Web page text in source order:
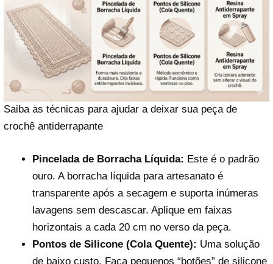
Saiba as técnicas para ajudar a deixar sua peça de
crochê antiderrapante
Pincelada de Borracha Líquida: Este é o padrão
ouro. A borracha líquida para artesanato é
transparente após a secagem e suporta inúmeras
lavagens sem descascar. Aplique em faixas
horizontais a cada 20 cm no verso da peça.
Pontos de Silicone (Cola Quente): Uma solução
de baixo custo. Faça pequenos “botões” de silicone